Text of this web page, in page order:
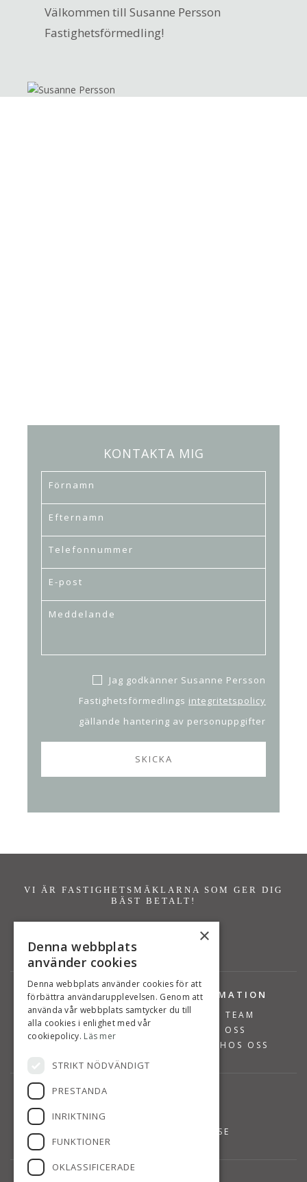
Välkommen till Susanne Persson
Fastighetsförmedling!
KONTAKTA MIG
Jag godkänner Susanne Persson
Fastighetsförmedlings integritetspolicy
gällande hantering av personuppgifter
VI ÄR FASTIGHETSMÄKLARNA SOM GER DIG
BÄST BETALT!
TJÄNSTER
BOSTÄDER TILL SALU
SÄLJA BOSTAD
VÄRDERA BOSTAD
INFORMATION
VÅRT TEAM
OM OSS
JOBBA HOS OSS
INFO@SUSANNEPERSSON.SE
×
Denna webbplats
använder cookies
Denna webbplats använder cookies för att
förbättra användarupplevelsen. Genom att
använda vår webbplats samtycker du till
alla cookies i enlighet med vår
cookiepolicy. Läs mer
STRIKT NÖDVÄNDIGT
PRESTANDA
INRIKTNING
FUNKTIONER
OKLASSIFICERADE